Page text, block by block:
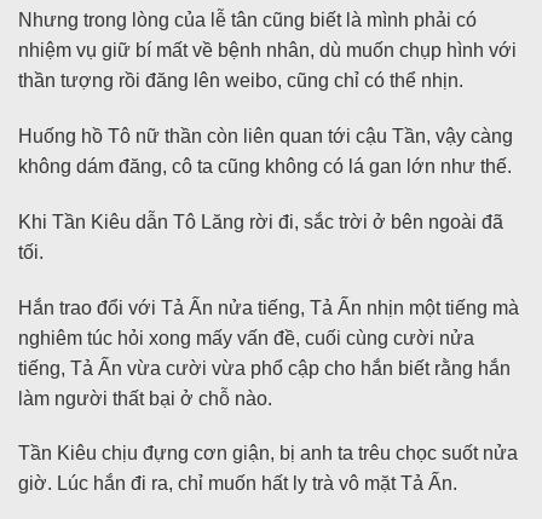
Nhưng trong lòng của lễ tân cũng biết là mình phải có
nhiệm vụ giữ bí mất về bệnh nhân, dù muốn chụp hình với
thần tượng rồi đăng lên weibo, cũng chỉ có thể nhịn.
Huống hồ Tô nữ thần còn liên quan tới cậu Tần, vậy càng
không dám đăng, cô ta cũng không có lá gan lớn như thế.
Khi Tần Kiêu dẫn Tô Lăng rời đi, sắc trời ở bên ngoài đã
tối.
Hắn trao đổi với Tả Ấn nửa tiếng, Tả Ấn nhịn một tiếng mà
nghiêm túc hỏi xong mấy vấn đề, cuối cùng cười nửa
tiếng, Tả Ấn vừa cười vừa phổ cập cho hắn biết rằng hắn
làm người thất bại ở chỗ nào.
Tần Kiêu chịu đựng cơn giận, bị anh ta trêu chọc suốt nửa
giờ. Lúc hắn đi ra, chỉ muốn hất ly trà vô mặt Tả Ấn.